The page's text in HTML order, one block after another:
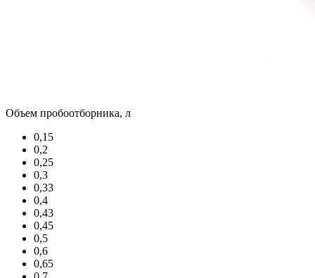
Объем пробоотборника, л
0,15
0,2
0,25
0,3
0,33
0,4
0,43
0,45
0,5
0,6
0,65